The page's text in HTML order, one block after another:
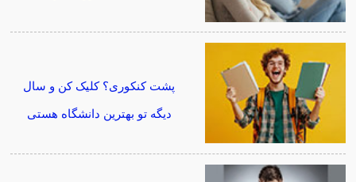
پشت کنکوری؟ کلیک کن و سال
دیگه تو بهترین دانشگاه هستی